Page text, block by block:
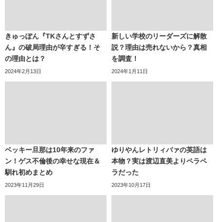
きゅっぽん『TKさんとすずさ
ん』の破局理由が辛すぎる！そ
の理由とは？
2024年2月13日
新しい学校のリーダーズに解散
説？理由は売れないから？真相
を調査！
2024年1月11日
ベッキー旦那は10年来のファ
ン！ゲス不倫後の幸せな現在＆
馴れ初めまとめ
2023年11月29日
ゆりやんレトリィバァの英語は
本物？実は渡辺直美よりペラペ
ラだった
2023年10月17日